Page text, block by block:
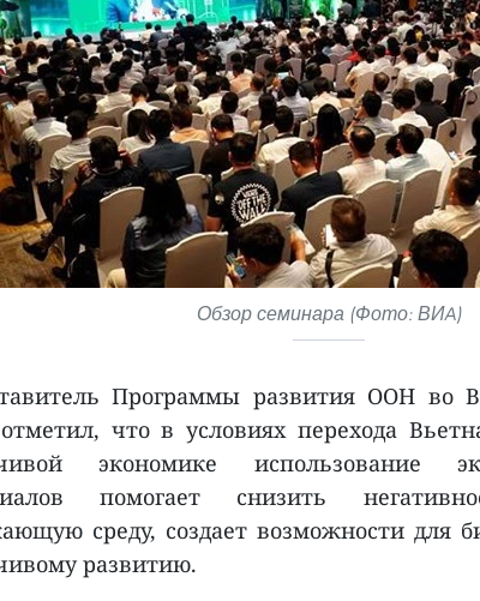
Обзор семинара (Фото: ВИA)
Программы развития ООН во
что в условиях перехода
экономике использование
помогает снизить
среду, создает возможности для
развитию.